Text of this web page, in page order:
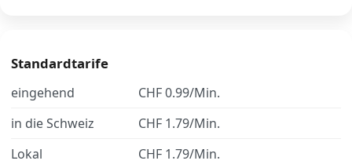
Über uns
Datenschutz Impressum
Standardtarife
eingehend
CHF 0.99/Min.
in die Schweiz
CHF 1.79/Min.
Lokal
CHF 1.79/Min.